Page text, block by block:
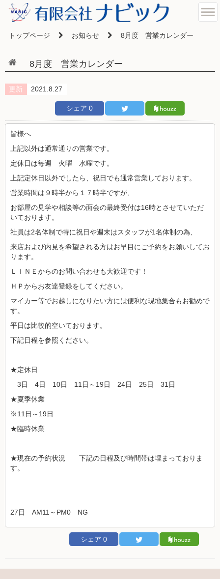
トップページ お知らせ 8月度 営業カレンダー
8月度 営業カレンダー
更新 2021.8.27
シェア 0
皆様へ
上記以外は通常通りの営業です。
定休日は毎週 火曜 水曜です。
上記定休日以外でしたら、祝日でも通常営業しております。
営業時間は９時半から１７時半ですが、
お部屋の見学や相談等の面会の最終受付は16時とさせていただ
いております。
社員は2名体制で特に祝日や週末はスタッフが1名体制の為、
来店および内見を希望される方はお早目にご予約をお願いしてお
ります。
ＬＩＮＥからのお問い合わせも大歓迎です！
ＨＰからお友達登録をしてください。
マイカー等でお越しになりたい方には便利な現地集合もお勧めで
す。
平日は比較的空いております。
下記日程を参照ください。
★定休日
3日 4日 10日 11日～19日 24日 25日 31日
★夏季休業
※11日～19日
★臨時休業
★現在の予約状況 下記の日程及び時間帯は埋まっておりま
す。
27日 AM11～PM0 NG
シェア 0